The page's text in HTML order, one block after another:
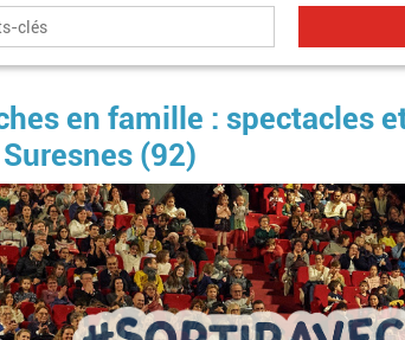
en famille : spectacles
(92)